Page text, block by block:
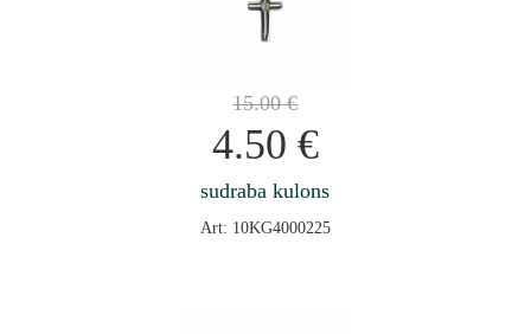
15.00€
4.50 €
sudraba kulons
Art: 10KG4000225